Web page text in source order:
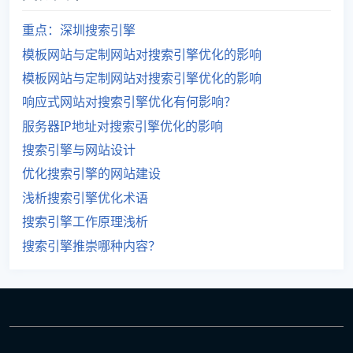
重点：深圳搜索引擎
模板网站与定制网站对搜索引擎优化的影响
模板网站与定制网站对搜索引擎优化的影响
响应式网站对搜索引擎优化有何影响？
服务器IP地址对搜索引擎优化的影响
搜索引擎与网站设计
优化搜索引擎的网站建设
浅析搜索引擎优化术语
搜索引擎工作原理浅析
搜索引擎推崇哪种内容？